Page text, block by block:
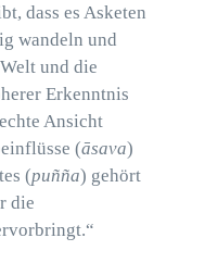
dass es Asketen
wandeln und
und die
Erkenntnis
Ansicht
(āsava)
(puñña) gehört
die